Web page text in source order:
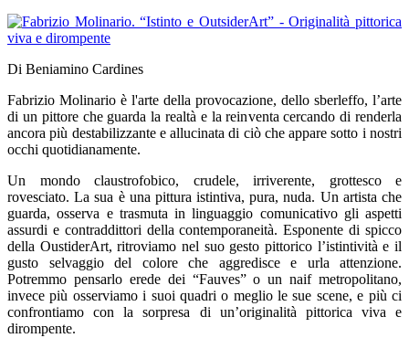
Di Beniamino Cardines
Fabrizio Molinario è l'arte della provocazione, dello sberleffo, l’arte
di un pittore che guarda la realtà e la reinventa cercando di renderla
ancora più destabilizzante e allucinata di ciò che appare sotto i nostri
occhi quotidianamente.
Un mondo claustrofobico, crudele, irriverente, grottesco e
rovesciato. La sua è una pittura istintiva, pura, nuda. Un artista che
guarda, osserva e trasmuta in linguaggio comunicativo gli aspetti
assurdi e contraddittori della contemporaneità. Esponente di spicco
della OustiderArt, ritroviamo nel suo gesto pittorico l’istintività e il
gusto selvaggio del colore che aggredisce e urla attenzione.
Potremmo pensarlo erede dei “Fauves” o un naif metropolitano,
invece più osserviamo i suoi quadri o meglio le sue scene, e più ci
confrontiamo con la sorpresa di un’originalità pittorica viva e
dirompente.